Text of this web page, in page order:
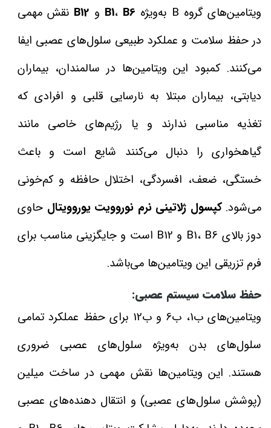
ویتامین‌های گروه B به‌ویژه
B1، B6 و B12 نقش مهمی
در حفظ سلامت و عملکرد طبیعی سلول‌های عصبی ایفا
می‌کنند. کمبود این ویتامین‌ها در سالمندان، بیماران
دیابتی، بیماران مبتلا به نارسایی قلبی و افرادی که
تغذیه مناسبی ندارند و یا رژیم‌های خاصی مانند
گیاهخواری را دنبال می‌کنند شایع است و باعث
خستگی، ضعف، افسردگی، اختلال حافظه و کم‌خونی
می‌شود.کپسول ژلاتینی نرم نوروویت یوروویتال حاوی
دوز بالای B1، B6 و B12 است و جایگزینی مناسب برای
فرم تزریقی این ویتامین‌ها می‌باشد.
حفظ سلامت سیستم عصبی:
ویتامین‌های ب1، ب6 و ب12 برای حفظ عملکرد تمامی
سلول‌های بدن به‌ویژه سلول‌های عصبی ضروری
هستند. این ویتامین‌ها نقش مهمی در ساخت میلین
(پوشش سلول‌های عصبی) و انتقال دهنده‌های عصبی